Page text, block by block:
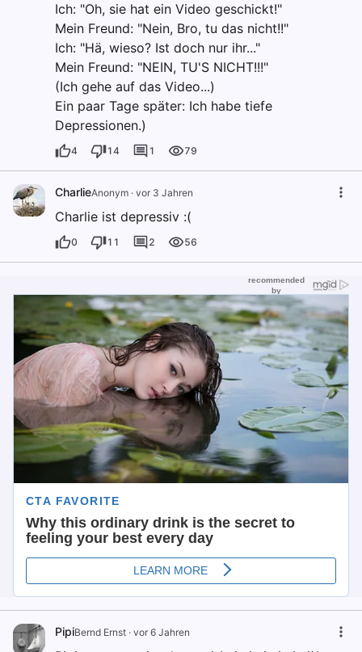
Ich: "Oh, sie hat ein Video geschickt!"
Mein Freund: "Nein, Bro, tu das nicht!!"
Ich: "Hä, wieso? Ist doch nur ihr..."
Mein Freund: "NEIN, TU'S NICHT!!!"
(Ich gehe auf das Video...)
Ein paar Tage später: Ich habe tiefe
Depressionen.)
4 14 1 79
CharlieAnonym · vor 3 Jahren
Charlie ist depressiv :(
0 11 2 56
PipiBernd Ernst · vor 6 Jahren